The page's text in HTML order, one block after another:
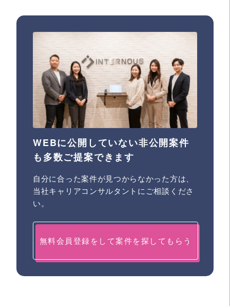
WEBに公開していない非公開案件
も多数ご提案できます
自分に合った案件が見つからなかった方は、
当社キャリアコンサルタントにご相談くださ
い。
無料会員登録をして案件を探してもらう